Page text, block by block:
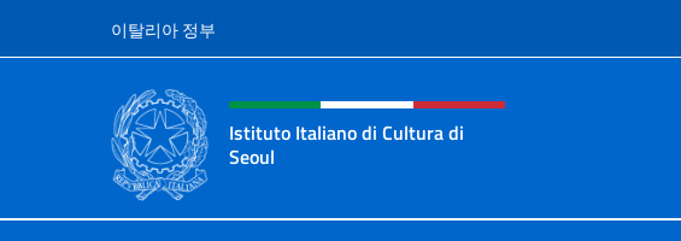
콘텐츠로 건너뛰기
이탈리아 정부
Intestazione sito, social e menù
Istituto Italiano di Cultura di
Seoul